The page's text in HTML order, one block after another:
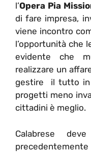
l’Opera Pia
di fare impresa,
viene incontro
l’opportunità che
evidente che
realizzare un
gestire il tutto in
progetti meno
cittadini è meglio.
Calabrese